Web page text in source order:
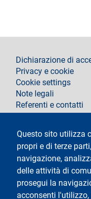
Questo sito utilizza
propri e di terze
navigazione,
delle attività di
prosegui la
acconsenti
footer
Dichiarazione di
Privacy e cookie
Cookie settings
Note legali
Referenti e contatti